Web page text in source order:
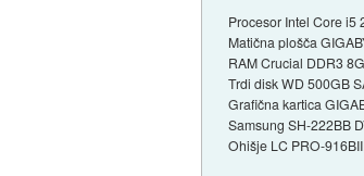
Procesor Intel Core i5
Matična plošča
RAM Crucial DDR3
Trdi disk WD 500GB
Grafična kartica
Samsung SH-222BB
Ohišje LC PRO-